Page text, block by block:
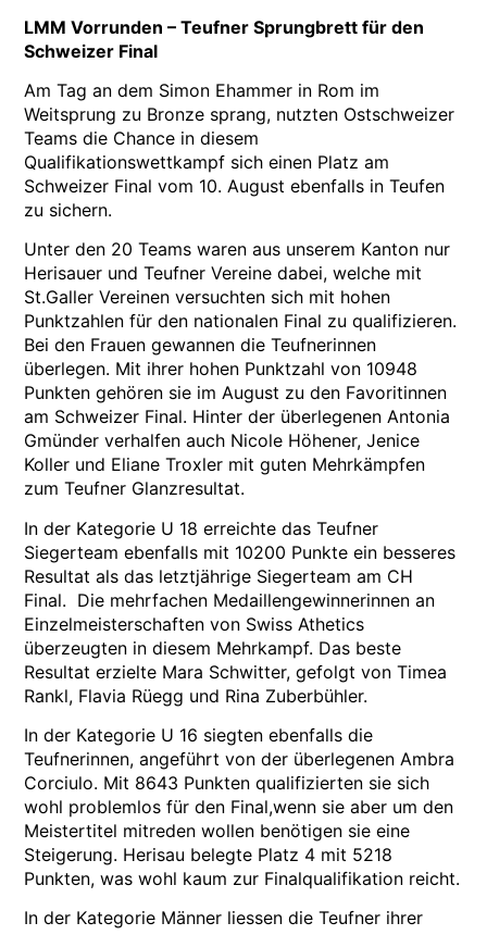
LMM Vorrunden – Teufner Sprungbrett für den
Schweizer Final
Am Tag an dem Simon Ehammer in Rom im
Weitsprung zu Bronze sprang, nutzten Ostschweizer
Teams die Chance in diesem
Qualifikationswettkampf sich einen Platz am
Schweizer Final vom 10. August ebenfalls in Teufen
zu sichern.
Unter den 20 Teams waren aus unserem Kanton nur
Herisauer und Teufner Vereine dabei, welche mit
St.Galler Vereinen versuchten sich mit hohen
Punktzahlen für den nationalen Final zu qualifizieren.
Bei den Frauen gewannen die Teufnerinnen
überlegen. Mit ihrer hohen Punktzahl von 10948
Punkten gehören sie im August zu den Favoritinnen
am Schweizer Final. Hinter der überlegenen Antonia
Gmünder verhalfen auch Nicole Höhener, Jenice
Koller und Eliane Troxler mit guten Mehrkämpfen
zum Teufner Glanzresultat.
In der Kategorie U 18 erreichte das Teufner
Siegerteam ebenfalls mit 10200 Punkte ein besseres
Resultat als das letztjährige Siegerteam am CH
Final. Die mehrfachen Medaillengewinnerinnen an
Einzelmeisterschaften von Swiss Athetics
überzeugten in diesem Mehrkampf. Das beste
Resultat erzielte Mara Schwitter, gefolgt von Timea
Rankl, Flavia Rüegg und Rina Zuberbühler.
In der Kategorie U 16 siegten ebenfalls die
Teufnerinnen, angeführt von der überlegenen Ambra
Corciulo. Mit 8643 Punkten qualifizierten sie sich
wohl problemlos für den Final,wenn sie aber um den
Meistertitel mitreden wollen benötigen sie eine
Steigerung. Herisau belegte Platz 4 mit 5218
Punkten, was wohl kaum zur Finalqualifikation reicht.
In der Kategorie Männer liessen die Teufner ihrer